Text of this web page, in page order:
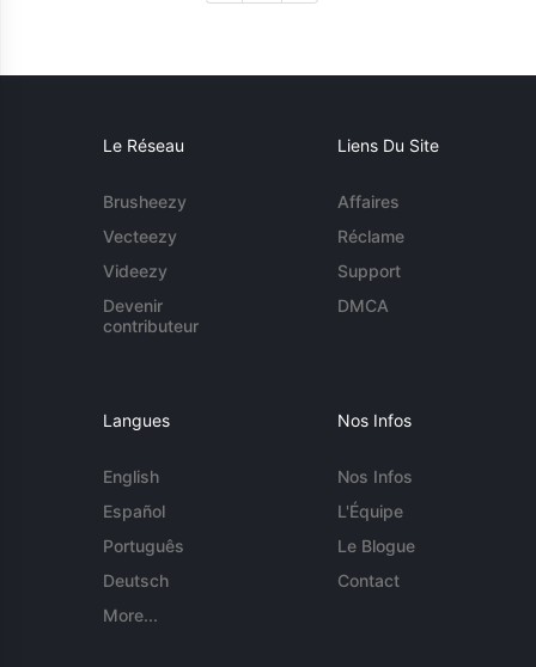
Le Réseau
Brusheezy
Vecteezy
Videezy
Devenir
contributeur
Liens Du Site
Affaires
Réclame
Support
DMCA
Langues
English
Español
Português
Deutsch
More...
Nos Infos
Nos Infos
L'Équipe
Le Blogue
Contact